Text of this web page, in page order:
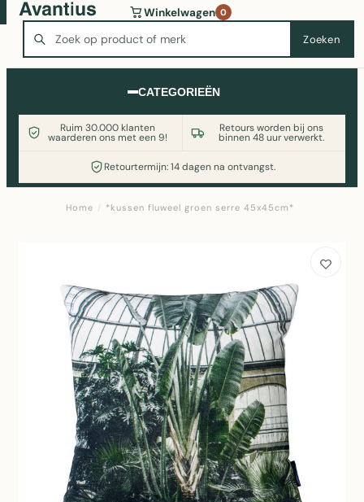
Zoeken
Winkelwagen 0
CATEGORIEËN
Ruim 30.000 klanten
waarderen ons met een 9!
Retours worden bij ons
binnen 48 uur verwerkt.
Retourtermijn: 14 dagen na ontvangst.
Wasmachine of koelkast nodig? Vergelijk alle prijzen op
Witgoedaanbod.nl
Home / *kussen fluweel groen serre 45x45cm*